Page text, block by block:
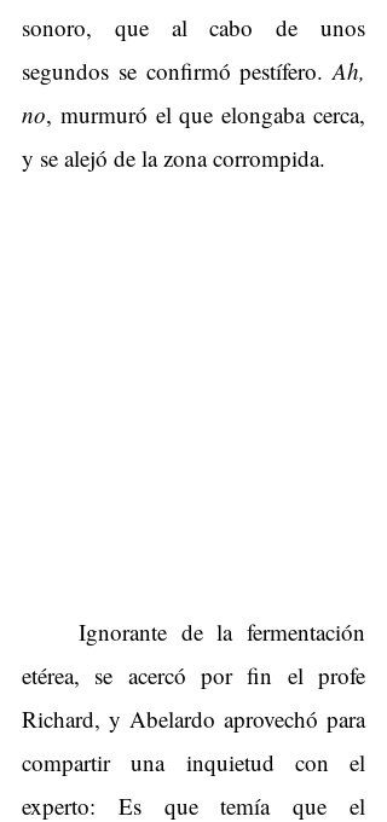
sonoro, que al cabo de unos
segundos se confirmó pestífero. Ah,
no, murmuró el que elongaba cerca,
y se alejó de la zona corrompida.
Ignorante de la fermentación
etérea, se acercó por fin el profe
Richard, y Abelardo aprovechó para
compartir una inquietud con el
experto: Es que temía que el